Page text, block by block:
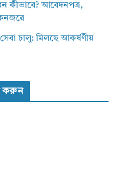
কীভাবে? আবেদনপত্র,
চালু: মিলছে আকর্ষণীয়
করুন